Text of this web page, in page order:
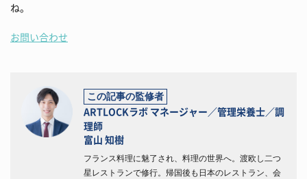
ね。
お問い合わせ
この記事の監修者
ARTLOCKラボ マネージャー／管理栄養士／調
理師
富山 知樹
フランス料理に魅了され、料理の世界へ。渡欧し二つ
星レストランで修行。帰国後も日本のレストラン、会